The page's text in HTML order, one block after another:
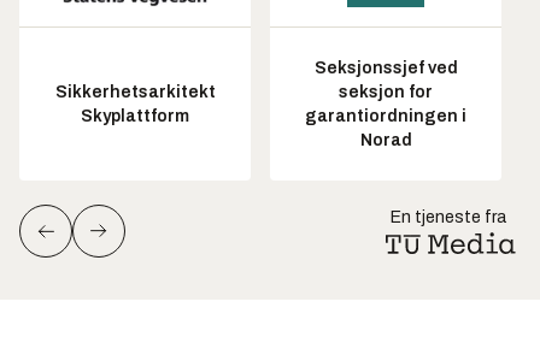
Sikkerhetsarkitekt
Skyplattform
Seksjonssjef ved
seksjon for
garantiordningen i
Norad
En tjeneste fra